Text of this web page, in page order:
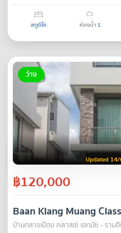
สตูดิโอ ห้องน้ำ 1
ว่าง
Updated
฿120,000
Baan Klang Muang
บ้านกลางเมือง คลาสเซ่ เอกมัย - รา